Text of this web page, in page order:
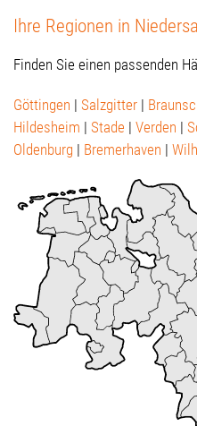
Ihre Regionen in
Finden Sie einen passenden
Göttingen | Salzgitter |
Hildesheim | Stade | Verden |
Oldenburg | Bremerhaven |